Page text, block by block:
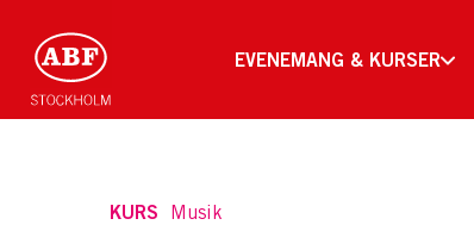
EVENEMANG & KURSER
KURS Musik